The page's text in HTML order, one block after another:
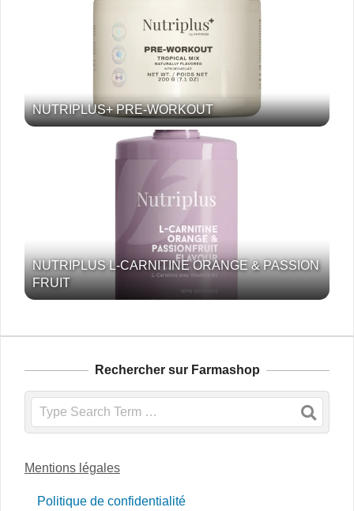
NUTRIPLUS+ PRE-WORKOUT
NUTRIPLUS L-CARNITINE ORANGE & PASSION
FRUIT
Rechercher sur Farmashop
Search
Mentions légales
Politique de confidentialité